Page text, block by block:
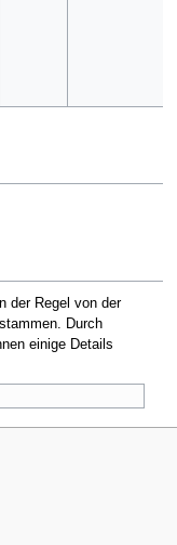
der Regel von der
Durch
einige Details